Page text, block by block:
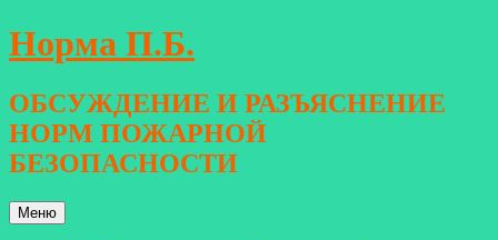
Перейти
к
Норма П.Б.
ОБСУЖДЕНИЕ И РАЗЪЯСНЕНИЕ
НОРМ ПОЖАРНОЙ
БЕЗОПАСНОСТИ
Меню